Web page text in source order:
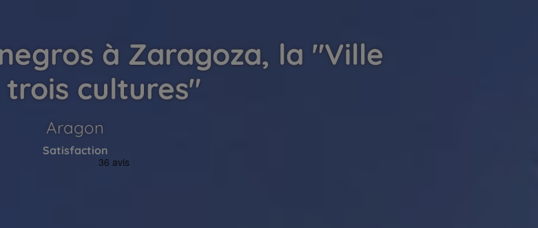
à Zaragoza, la "Ville
trois cultures"
Aragon
Satisfaction